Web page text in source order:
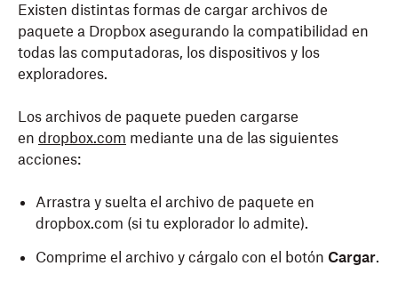
Existen distintas formas de cargar archivos de
paquete a Dropbox asegurando la compatibilidad en
todas las computadoras, los dispositivos y los
exploradores.
Los archivos de paquete pueden cargarse
en dropbox.com mediante una de las siguientes
acciones:
Arrastra y suelta el archivo de paquete en
dropbox.com (si tu explorador lo admite).
Comprime el archivo y cárgalo con el botón Cargar.